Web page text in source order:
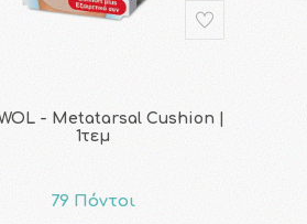
- Metatarsal Cushion |
1τεμ
79 Πόντοι